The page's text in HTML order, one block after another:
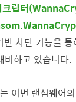
크립터
차단 기능을
비하고 있습니다.
이번 랜섬웨어